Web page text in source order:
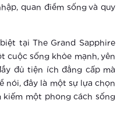
quan điểm sống và quy
tại The Grand Sapphire
cuộc sống khỏe mạnh, yên
đủ tiện ích đẳng cấp mà
nói, đây là một sự lựa chọn
một phong cách sống
thị thông minh của
thị thông minh hàng